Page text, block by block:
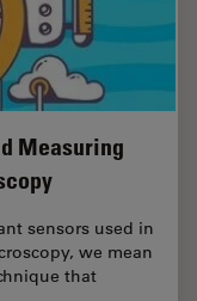
Measuring
sensors used in
we mean
that